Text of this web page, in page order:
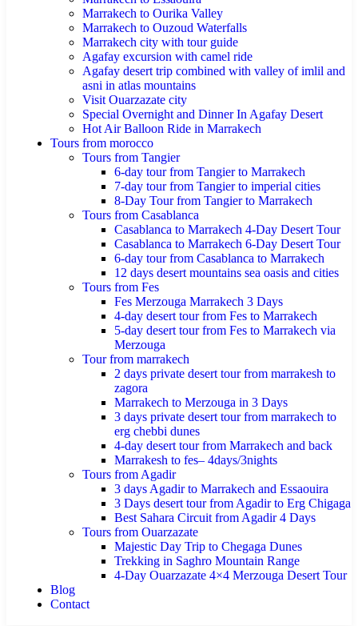
Marrakech to Ourika Valley
Marrakech to Ouzoud Waterfalls
Marrakech city with tour guide
Agafay excursion with camel ride
Agafay desert trip combined with valley of imlil and
asni in atlas mountains
Visit Ouarzazate city
Special Overnight and Dinner In Agafay Desert
Hot Air Balloon Ride in Marrakech
Tours from morocco
Tours from Tangier
6-day tour from Tangier to Marrakech
7-day tour from Tangier to imperial cities
8-Day Tour from Tangier to Marrakech
Tours from Casablanca
Casablanca to Marrakech 4-Day Desert Tour
Casablanca to Marrakech 6-Day Desert Tour
6-day tour from Casablanca to Marrakech
12 days desert mountains sea oasis and cities
Tours from Fes
Fes Merzouga Marrakech 3 Days
4-day desert tour from Fes to Marrakech
5-day desert tour from Fes to Marrakech via
Merzouga
Tour from marrakech
2 days private desert tour from marrakesh to
zagora
Marrakech to Merzouga in 3 Days
3 days private desert tour from marrakech to
erg chebbi dunes
4-day desert tour from Marrakech and back
Marrakesh to fes– 4days/3nights
Tours from Agadir
3 days Agadir to Marrakech and Essaouira
3 Days desert tour from Agadir to Erg Chigaga
Best Sahara Circuit from Agadir 4 Days
Tours from Ouarzazate
Majestic Day Trip to Chegaga Dunes
Trekking in Saghro Mountain Range
4-Day Ouarzazate 4×4 Merzouga Desert Tour
Blog
Contact